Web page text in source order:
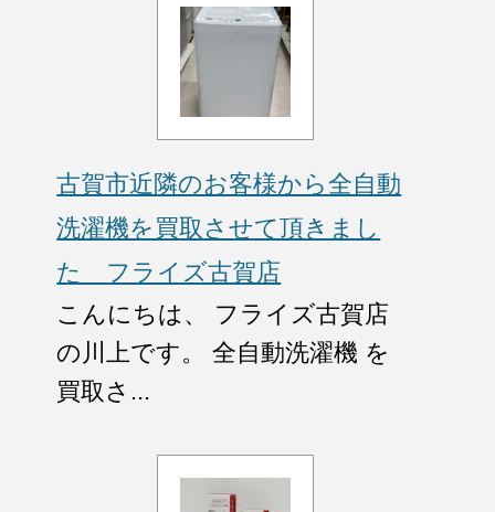
古賀市近隣のお客様から全自動
洗濯機を買取させて頂きまし
た フライズ古賀店
こんにちは、 フライズ古賀店
の川上です。 全自動洗濯機 を
買取さ...